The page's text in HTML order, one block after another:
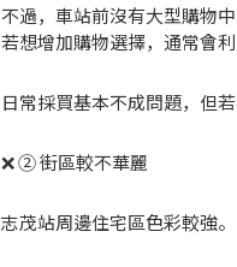
不過，車站前沒有大型購物
若想增加購物選擇，通常會利
日常採買基本不成問題，但
❌ ② 街區較不華麗
志茂站周邊住宅區色彩較強。